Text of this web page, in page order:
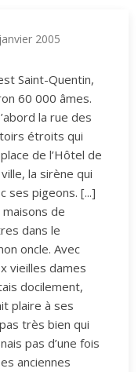
2005
Saint-Quentin,
60 000 âmes.
la rue des
étroits qui
de l’Hôtel de
la sirène qui
ses pigeons. [...]
de
dans le
oncle. Avec
vieilles dames
docilement,
plaire à ses
très bien qui
pas d’une fois
anciennes